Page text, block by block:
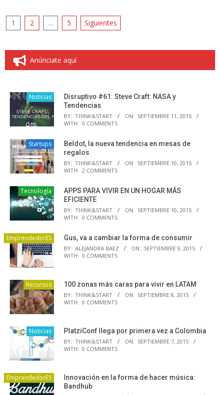
Paginación
entradas
1 2 … 5 Siguientes
Anúnciate aquí
Noticias
Disruptivo #61: Steve Craft: NASA y
Tendencias
BY: THINK&START ON: SEPTIEMBRE 11, 2015
WITH: 0 COMMENTS
Startups
Beldot, la nueva tendencia en mesas de
regalos
BY: THINK&START ON: SEPTIEMBRE 10, 2015
WITH: 2 COMMENTS
Tecnología
APPS PARA VIVIR EN UN HOGAR MÁS
EFICIENTE
BY: THINK&START ON: SEPTIEMBRE 10, 2015
WITH: 0 COMMENTS
EmprendedorES Gus, va a cambiar la forma de consumir
BY: ALEJANDRA BAEZ ON: SEPTIEMBRE 9, 2015
WITH: 0 COMMENTS
Recursos 100 zonas más caras para vivir en LATAM
BY: THINK&START ON: SEPTIEMBRE 8, 2015
WITH: 0 COMMENTS
Noticias PlatziConf llega por primera vez a Colombia
BY: THINK&START ON: SEPTIEMBRE 7, 2015
WITH: 0 COMMENTS
EmprendedorES
Innovación en la forma de hacer música:
Bandhub